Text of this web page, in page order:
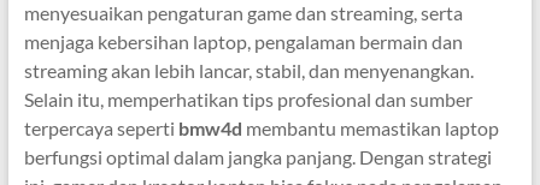
menyesuaikan pengaturan game dan streaming, serta
menjaga kebersihan laptop, pengalaman bermain dan
streaming akan lebih lancar, stabil, dan menyenangkan.
Selain itu, memperhatikan tips profesional dan sumber
terpercaya seperti bmw4d membantu memastikan laptop
berfungsi optimal dalam jangka panjang. Dengan strategi